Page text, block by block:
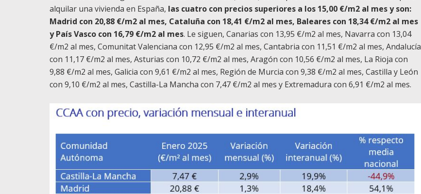
alquilar una vivienda en España, las cuatro con precios superiores a los 15,00 €/m2 al mes y son:
Madrid con 20,88 €/m2 al mes, Cataluña con 18,41 €/m2 al mes, Baleares con 18,34 €/m2 al mes
y País Vasco con 16,79 €/m2 al mes. Le siguen, Canarias con 13,95 €/m2 al mes, Navarra con 13,04
€/m2 al mes, Comunitat Valenciana con 12,95 €/m2 al mes, Cantabria con 11,51 €/m2 al mes, Andalucía
con 11,17 €/m2 al mes, Asturias con 10,72 €/m2 al mes, Aragón con 10,56 €/m2 al mes, La Rioja con
9,88 €/m2 al mes, Galicia con 9,61 €/m2 al mes, Región de Murcia con 9,38 €/m2 al mes, Castilla y León
con 9,10 €/m2 al mes, Castilla-La Mancha con 7,47 €/m2 al mes y Extremadura con 6,91 €/m2 al mes.